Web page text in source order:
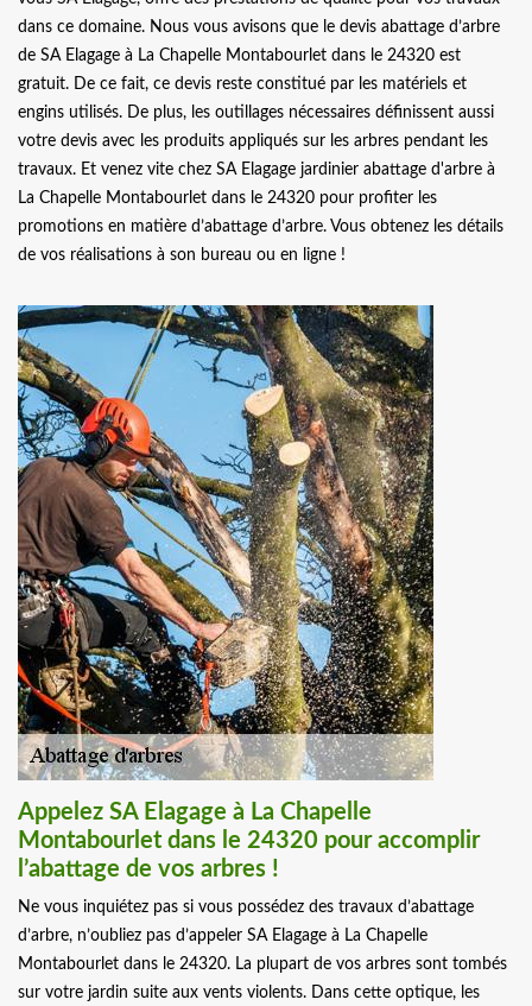
dans ce domaine. Nous vous avisons que le devis abattage d’arbre
de SA Elagage à La Chapelle Montabourlet dans le 24320 est
gratuit. De ce fait, ce devis reste constitué par les matériels et
engins utilisés. De plus, les outillages nécessaires définissent aussi
votre devis avec les produits appliqués sur les arbres pendant les
travaux. Et venez vite chez SA Elagage jardinier abattage d'arbre à
La Chapelle Montabourlet dans le 24320 pour profiter les
promotions en matière d’abattage d’arbre. Vous obtenez les détails
de vos réalisations à son bureau ou en ligne !
Appelez SA Elagage à La Chapelle
Montabourlet dans le 24320 pour accomplir
l’abattage de vos arbres !
Ne vous inquiétez pas si vous possédez des travaux d’abattage
d’arbre, n’oubliez pas d’appeler SA Elagage à La Chapelle
Montabourlet dans le 24320. La plupart de vos arbres sont tombés
sur votre jardin suite aux vents violents. Dans cette optique, les